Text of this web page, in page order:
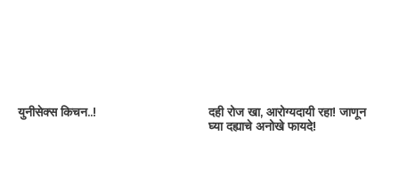
युनीसेक्स किचन..!
दही रोज खा, आरोग्यदायी रहा! जाणून
घ्या दह्याचे अनोखे फायदे!